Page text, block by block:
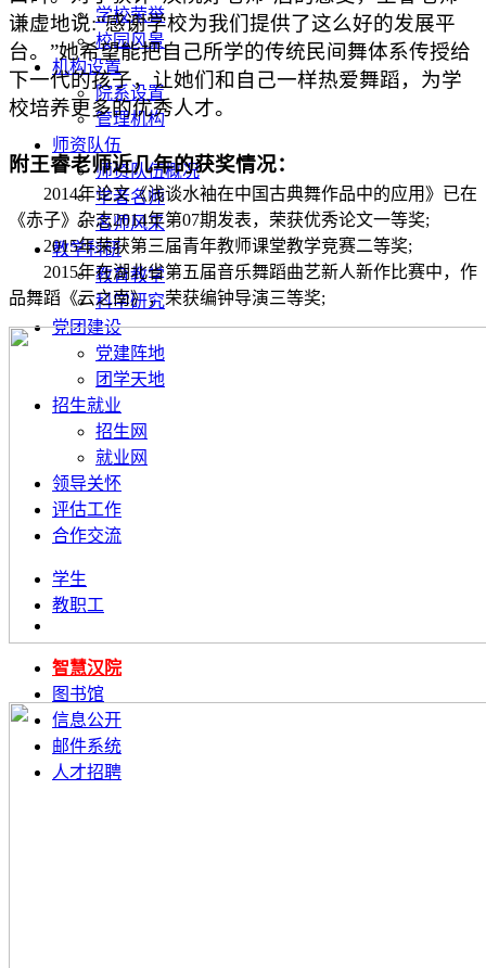
学校荣誉
校园风景
机构设置
院系设置
管理机构
师资队伍
师资队伍概况
学者名师
名师风采
教学科研
教育教学
科学研究
党团建设
党建阵地
团学天地
招生就业
招生网
就业网
领导关怀
评估工作
合作交流
学生
教职工
智慧汉院
图书馆
信息公开
邮件系统
人才招聘
谦虚地说:“感谢学校为我们提供了这么好的发展平
台。 ”她希望能把自己所学的传统民间舞体系传授给
下一代的孩子，让她们和自己一样热爱舞蹈，为学
校培养更多的优秀人才。
附王睿老师近几年的获奖情况：
2014年论文《浅谈水袖在中国古典舞作品中的应用》已在
《赤子》杂志2014年第07期发表，荣获优秀论文一等奖;
2015年荣获第三届青年教师课堂教学竞赛二等奖;
2015年在湖北省第五届音乐舞蹈曲艺新人新作比赛中，作
品舞蹈《云之南》，荣获编钟导演三等奖;